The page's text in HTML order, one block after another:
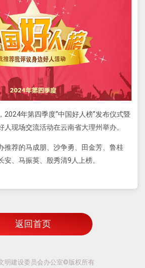
2024年第四季度“中国好人榜”发布仪式暨
人现场交流活动在云南省大理州举办。
推荐的马成朋、沙争勇、田金芳、鲁桂
安、马振英、殷秀清9人上榜。
返回首页
明建设委员会办公室©版权所有